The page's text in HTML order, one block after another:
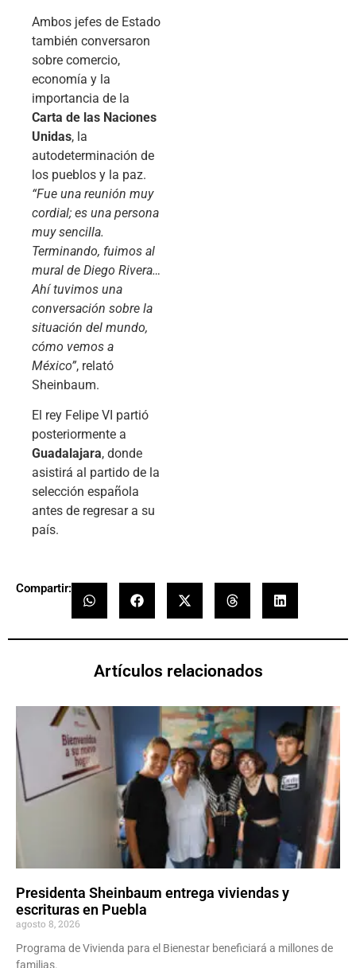
Ambos jefes de Estado
también conversaron
sobre comercio,
economía y la
importancia de la
Carta de las Naciones
Unidas, la
autodeterminación de
los pueblos y la paz.
“Fue una reunión muy
cordial; es una persona
muy sencilla.
Terminando, fuimos al
mural de Diego Rivera…
Ahí tuvimos una
conversación sobre la
situación del mundo,
cómo vemos a
México”, relató
Sheinbaum.
El rey Felipe VI partió
posteriormente a
Guadalajara, donde
asistirá al partido de la
selección española
antes de regresar a su
país.
Compartir:
Artículos relacionados
Presidenta Sheinbaum entrega viviendas y
escrituras en Puebla
agosto 8, 2026
Programa de Vivienda para el Bienestar beneficiará a millones de
familias.